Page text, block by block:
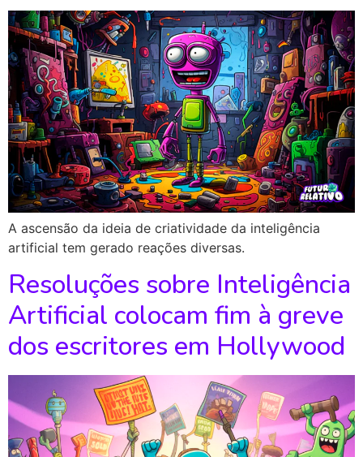
A ascensão da ideia de criatividade da inteligência
artificial tem gerado reações diversas.
Resoluções sobre Inteligência
Artificial colocam fim à greve
dos escritores em Hollywood